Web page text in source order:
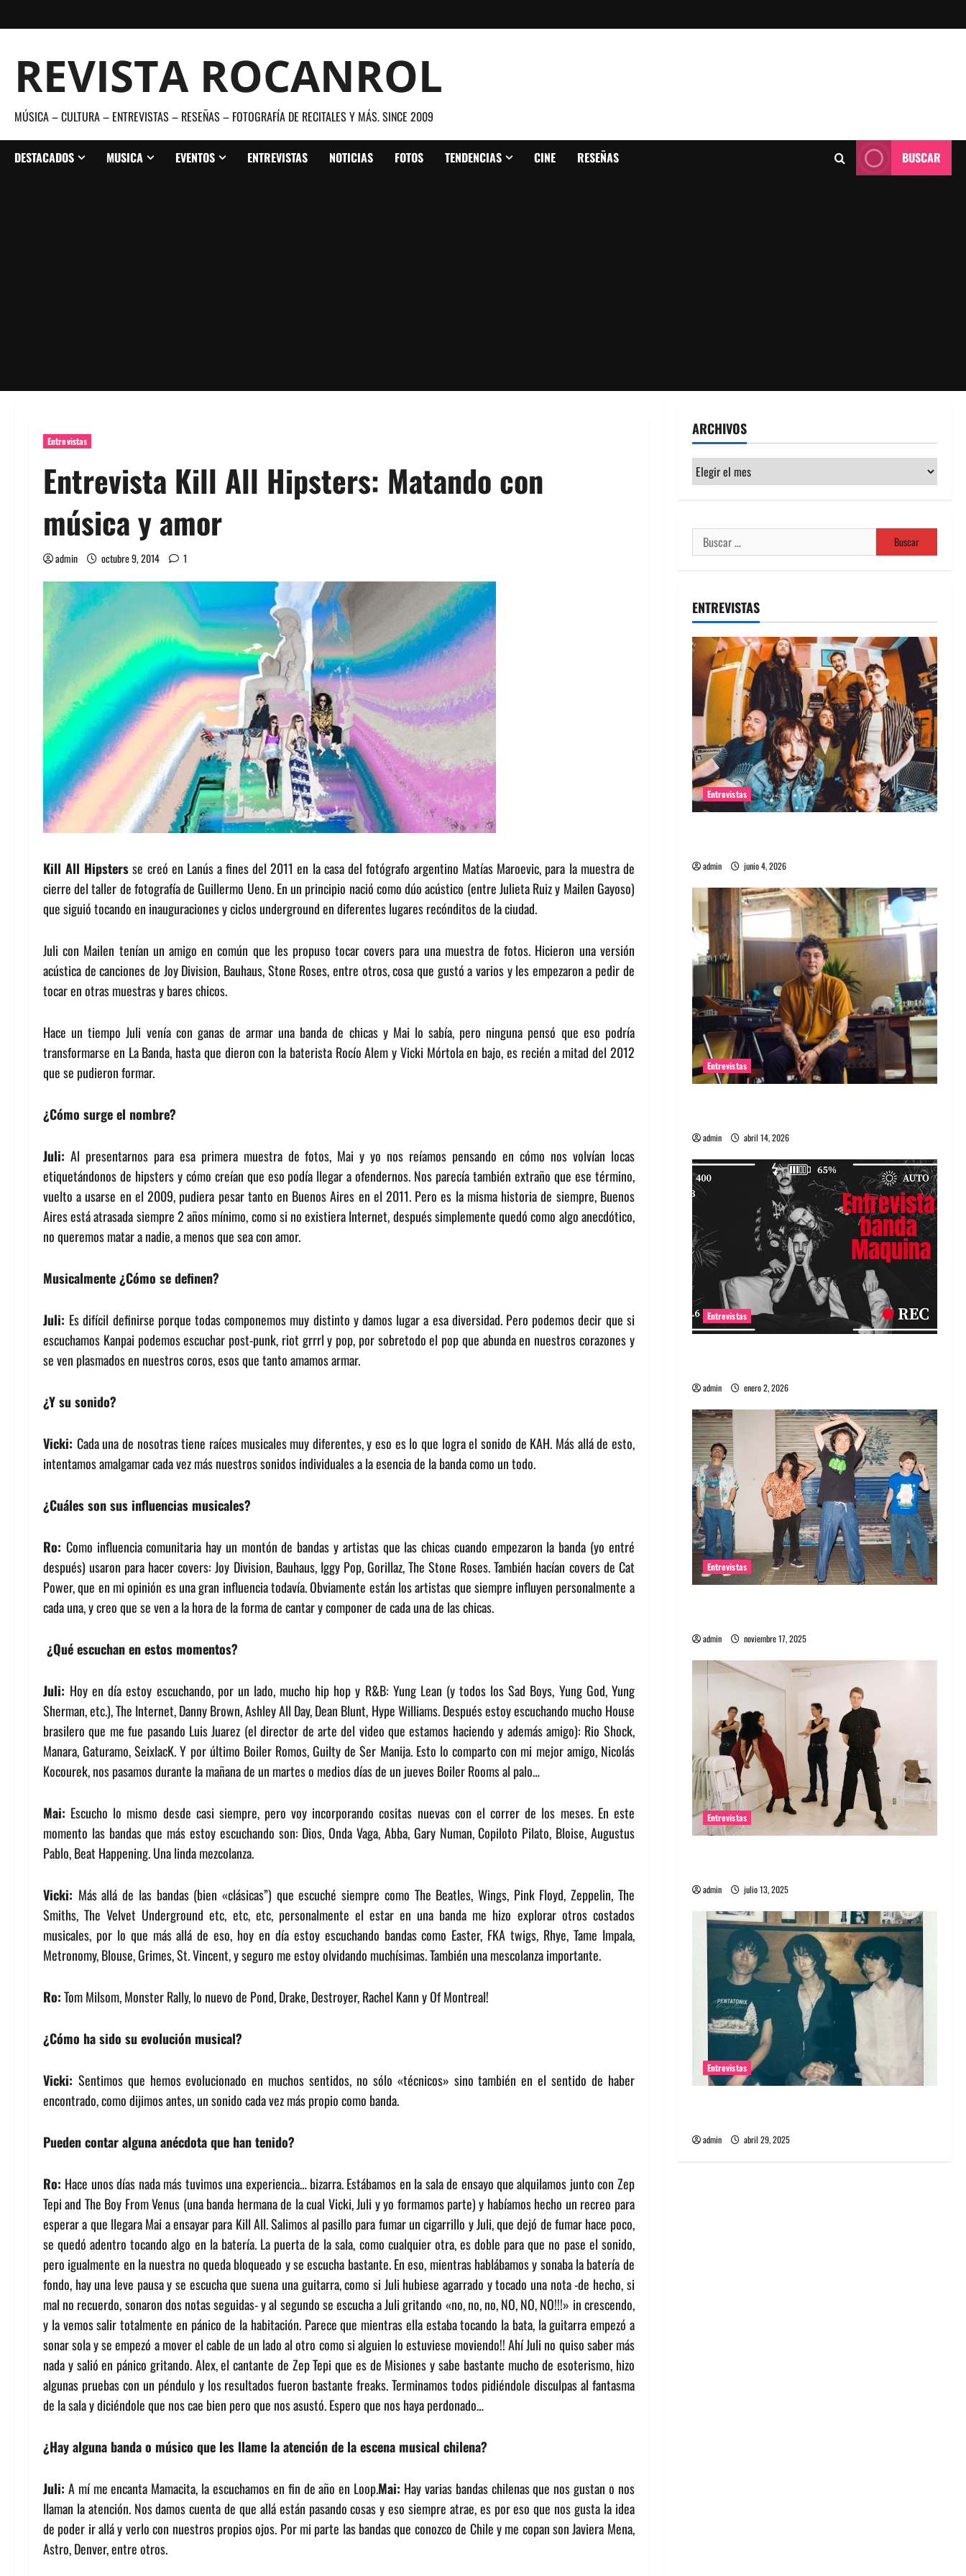
al
REVISTA ROCANROL
MÚSICA – CULTURA – ENTREVISTAS – RESEÑAS – FOTOGRAFÍA DE RECITALES Y MÁS. SINCE 2009
DESTACADOS MUSICA EVENTOS ENTREVISTAS NOTICIAS FOTOS TENDENCIAS CINE RESEÑAS BUSCAR
Entrevistas
Entrevista Kill All Hipsters: Matando con
música y amor
admin octubre 9, 2014 1
Kill All Hipstersse creó en Lanús a fines del 2011 en la casa del fotógrafo argentino Matías Maroevic, para la muestra de
cierre del taller de fotografía de Guillermo Ueno. En un principio nació como dúo acústico (entre Julieta Ruiz y Mailen Gayoso)
que siguió tocando en inauguraciones y ciclos underground en diferentes lugares recónditos de la ciudad.
Juli con Mailen tenían un amigo en común que les propuso tocar covers para una muestra de fotos. Hicieron una versión
acústica de canciones de Joy Division, Bauhaus, Stone Roses, entre otros, cosa que gustó a varios y les empezaron a pedir de
tocar en otras muestras y bares chicos.
Hace un tiempo Juli venía con ganas de armar una banda de chicas y Mai lo sabía, pero ninguna pensó que eso podría
transformarse en La Banda, hasta que dieron con la baterista Rocío Alem y Vicki Mórtola en bajo, es recién a mitad del 2012
que se pudieron formar.
¿Cómo surge el nombre?
Juli: Al presentarnos para esa primera muestra de fotos, Mai y yo nos reíamos pensando en cómo nos volvían locas
etiquetándonos de hipsters y cómo creían que eso podía llegar a ofendernos. Nos parecía también extraño que ese término,
vuelto a usarse en el 2009, pudiera pesar tanto en Buenos Aires en el 2011. Pero es la misma historia de siempre, Buenos
Aires está atrasada siempre 2 años mínimo, como si no existiera Internet, después simplemente quedó como algo anecdótico,
no queremos matar a nadie, a menos que sea con amor.
Musicalmente ¿Cómo se definen?
Juli: Es difícil definirse porque todas componemos muy distinto y damos lugar a esa diversidad. Pero podemos decir que si
escuchamos Kanpai podemos escuchar post-punk, riot grrrl y pop, por sobretodo el pop que abunda en nuestros corazones y
se ven plasmados en nuestros coros, esos que tanto amamos armar.
¿Y su sonido?
Vicki: Cada una de nosotras tiene raíces musicales muy diferentes, y eso es lo que logra el sonido de KAH. Más allá de esto,
intentamos amalgamar cada vez más nuestros sonidos individuales a la esencia de la banda como un todo.
¿Cuáles son sus influencias musicales?
Ro: Como influencia comunitaria hay un montón de bandas y artistas que las chicas cuando empezaron la banda (yo entré
después) usaron para hacer covers: Joy Division, Bauhaus, Iggy Pop, Gorillaz, The Stone Roses. También hacían covers de Cat
Power, que en mi opinión es una gran influencia todavía. Obviamente están los artistas que siempre influyen personalmente a
cada una, y creo que se ven a la hora de la forma de cantar y componer de cada una de las chicas.
¿Qué escuchan en estos momentos?
Juli: Hoy en día estoy escuchando, por un lado, mucho hip hop y R&B: Yung Lean (y todos los Sad Boys, Yung God, Yung
Sherman, etc.), The Internet, Danny Brown, Ashley All Day, Dean Blunt, Hype Williams. Después estoy escuchando mucho House
brasilero que me fue pasando Luis Juarez (el director de arte del video que estamos haciendo y además amigo): Rio Shock,
Manara, Gaturamo, SeixlacK. Y por último Boiler Romos, Guilty de Ser Manija. Esto lo comparto con mi mejor amigo, Nicolás
Kocourek, nos pasamos durante la mañana de un martes o medios días de un jueves Boiler Rooms al palo…
Mai: Escucho lo mismo desde casi siempre, pero voy incorporando cositas nuevas con el correr de los meses. En este
momento las bandas que más estoy escuchando son: Dios, Onda Vaga, Abba, Gary Numan, Copiloto Pilato, Bloise, Augustus
Pablo, Beat Happening. Una linda mezcolanza.
Vicki: Más allá de las bandas (bien «clásicas”) que escuché siempre como The Beatles, Wings, Pink Floyd, Zeppelin, The
Smiths, The Velvet Underground etc, etc, etc, personalmente el estar en una banda me hizo explorar otros costados
musicales, por lo que más allá de eso, hoy en día estoy escuchando bandas como Easter, FKA twigs, Rhye, Tame Impala,
Metronomy, Blouse, Grimes, St. Vincent, y seguro me estoy olvidando muchísimas. También una mescolanza importante.
Ro:Tom Milsom, Monster Rally, lo nuevo de Pond, Drake, Destroyer, Rachel Kann y Of Montreal!
¿Cómo ha sido su evolución musical?
Vicki: Sentimos que hemos evolucionado en muchos sentidos, no sólo «técnicos» sino también en el sentido de haber
encontrado, como dijimos antes, un sonido cada vez más propio como banda.
Pueden contar alguna anécdota que han tenido?
Ro: Hace unos días nada más tuvimos una experiencia… bizarra. Estábamos en la sala de ensayo que alquilamos junto con Zep
Tepi and The Boy From Venus (una banda hermana de la cual Vicki, Juli y yo formamos parte) y habíamos hecho un recreo para
esperar a que llegara Mai a ensayar para Kill All. Salimos al pasillo para fumar un cigarrillo y Juli, que dejó de fumar hace poco,
se quedó adentro tocando algo en la batería. La puerta de la sala, como cualquier otra, es doble para que no pase el sonido,
pero igualmente en la nuestra no queda bloqueado y se escucha bastante. En eso, mientras hablábamos y sonaba la batería de
fondo, hay una leve pausa y se escucha que suena una guitarra, como si Juli hubiese agarrado y tocado una nota -de hecho, si
mal no recuerdo, sonaron dos notas seguidas- y al segundo se escucha a Juli gritando «no, no, no, NO, NO, NO!!!» in crescendo,
y la vemos salir totalmente en pánico de la habitación. Parece que mientras ella estaba tocando la bata, la guitarra empezó a
sonar sola y se empezó a mover el cable de un lado al otro como si alguien lo estuviese moviendo!! Ahí Juli no quiso saber más
nada y salió en pánico gritando. Alex, el cantante de Zep Tepi que es de Misiones y sabe bastante mucho de esoterismo, hizo
algunas pruebas con un péndulo y los resultados fueron bastante freaks. Terminamos todos pidiéndole disculpas al fantasma
de la sala y diciéndole que nos cae bien pero que nos asustó. Espero que nos haya perdonado…
¿Hay alguna banda o músico que les llame la atención de la escena musical chilena?
Juli: A mí me encanta Mamacita, la escuchamos en fin de año en Loop.Mai: Hay varias bandas chilenas que nos gustan o nos
llaman la atención. Nos damos cuenta de que allá están pasando cosas y eso siempre atrae, es por eso que nos gusta la idea
de poder ir allá y verlo con nuestros propios ojos. Por mi parte las bandas que conozco de Chile y me copan son Javiera Mena,
Astro, Denver, entre otros.
ARCHIVOS
Archivos
Buscar:
ENTREVISTAS
Entrevistas
admin junio 4, 2026
Entrevistas
admin abril 14, 2026
Entrevistas
admin enero 2, 2026
Entrevistas
admin noviembre 17, 2025
Entrevistas
admin julio 13, 2025
Entrevistas
admin abril 29, 2025